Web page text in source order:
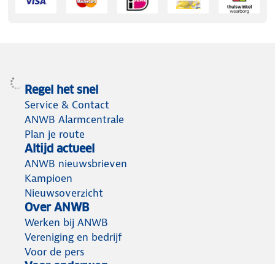
Regel het snel
Service & Contact
ANWB Alarmcentrale
Plan je route
Altijd actueel
ANWB nieuwsbrieven
Kampioen
Nieuwsoverzicht
Over ANWB
Werken bij ANWB
Vereniging en bedrijf
Voor de pers